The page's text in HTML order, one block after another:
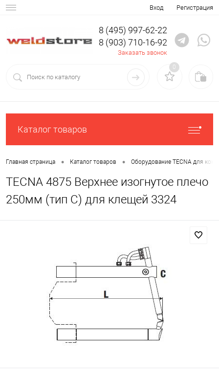
Вход Регистрация
8 (495) 997-62-22
8 (903) 710-16-92
Заказать звонок
0
Каталог товаров
Главная страница • Каталог товаров • Оборудование TECNA для
TECNA 4875 Верхнее изогнутое плечо
250мм (тип C) для клещей 3324